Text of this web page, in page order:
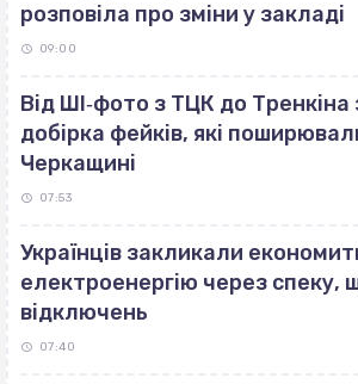
розповіла про зміни у закладі
09:00
Від ШІ‐фото з ТЦК до
добірка фейків, які
Черкащині
07:53
Українців закликали
електроенергію через спеку,
відключень
07:40